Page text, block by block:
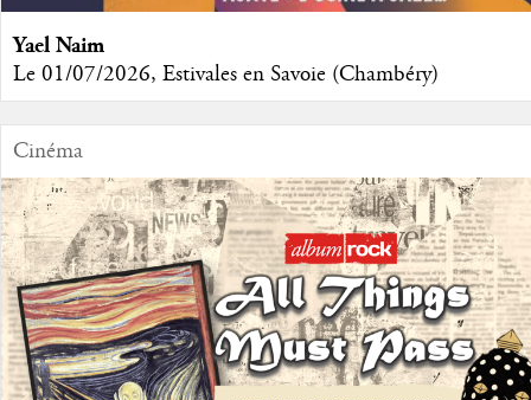
Yael Naim
Le 01/07/2026, Estivales en Savoie (Chambéry)
Cinéma